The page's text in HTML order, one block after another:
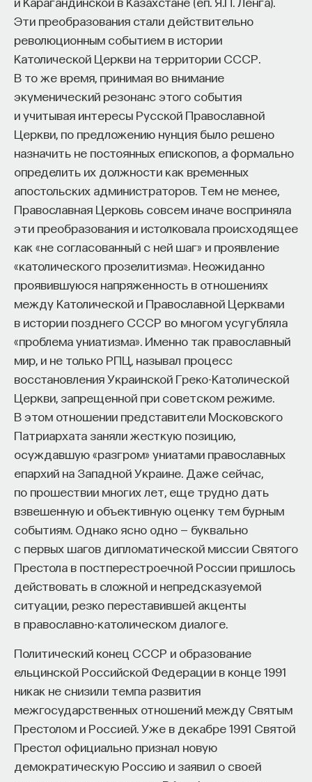
Эти преобразования стали действительно
революционным событием в истории
Католической Церкви на территории СССР.
В то же время, принимая во внимание
экуменический резонанс этого события
и учитывая интересы Русской Православной
Церкви, по предложению нунция было решено
назначить не постоянных епископов, а формально
определить их должности как временных
апостольских администраторов. Тем не менее,
Православная Церковь совсем иначе восприняла
эти преобразования и истолковала происходящее
как «не согласованный с ней шаг» и проявление
«католического прозелитизма». Неожиданно
проявившуюся напряженность в отношениях
между Католической и Православной Церквами
в истории позднего СССР во многом усугубляла
«проблема униатизма». Именно так православный
мир, и не только РПЦ, называл процесс
восстановления Украинской Греко-Католической
Церкви, запрещенной при советском режиме.
В этом отношении представители Московского
Патриархата заняли жесткую позицию,
осуждавшую «разгром» униатами православных
епархий на Западной Украине. Даже сейчас,
по прошествии многих лет, еще трудно дать
взвешенную и объективную оценку тем бурным
событиям. Однако ясно одно — буквально
с первых шагов дипломатической миссии Святого
Престола в постперестроечной России пришлось
действовать в сложной и непредсказуемой
ситуации, резко переставившей акценты
в православно-католическом диалоге.
Политический конец СССР и образование
ельцинской Российской Федерации в конце 1991
никак не снизили темпа развития
межгосударственных отношений между Святым
Престолом и Россией. Уже в декабре 1991 Святой
Престол официально признал новую
демократическую Россию и заявил о своей